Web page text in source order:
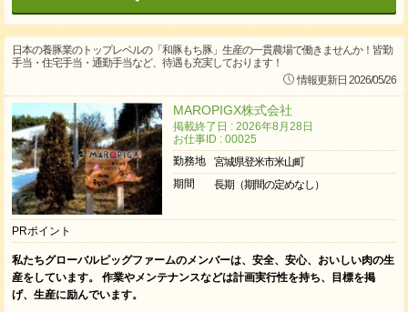
日本の養豚業のトップレベルの「和豚もち豚」生産の一貫農場で働きませんか！皆勤
手当・住宅手当・通勤手当など、待遇も充実しております！
情報更新日 2026/05/26
MAROPIGX株式会社
掲載終了日 : 2026年8月28日
お仕事ID : 00025
勤務地
宮城県登米市米山町
期間
長期（期間の定めなし）
PRポイント
私たちグローバルピッグファームのメンバーは、安全、安心、おいしい肉の生
産をしています。 作業やメンテナンスなどは計画実行性を持ち、目標を掲
げ、生産に励んでいます。